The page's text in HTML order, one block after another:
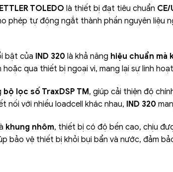
TOLEDO là thiết bị đạt tiêu chuẩn CE/
phép tự động ngắt thành phần nguyên liệu
bật của IND 320 là khả năng hiệu chuẩn mà
qua thiết bị ngoại vi, mang lại sự linh
bộ lọc số TraxDSP TM, giúp cải thiện độ
nối với nhiều loadcell khác nhau, IND 320
khung nhôm, thiết bị có độ bền cao, chịu
bảo vệ thiết bị khỏi bụi bẩn và nước, đảm